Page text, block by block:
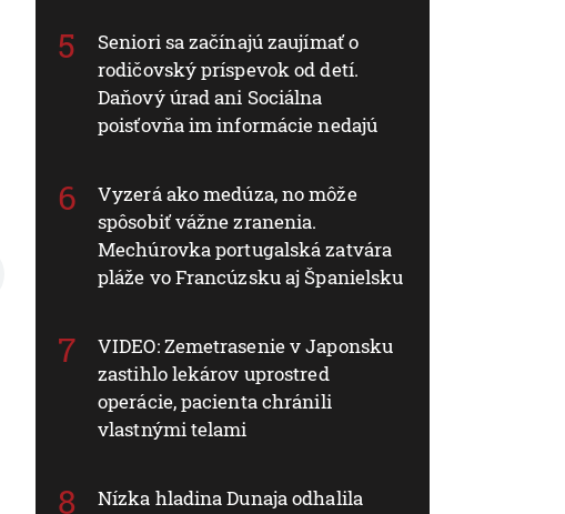
Seniori sa začínajú zaujímať o
rodičovský príspevok od detí.
Daňový úrad ani Sociálna
poisťovňa im informácie nedajú
Vyzerá ako medúza, no môže
spôsobiť vážne zranenia.
Mechúrovka portugalská zatvára
pláže vo Francúzsku aj Španielsku
VIDEO: Zemetrasenie v Japonsku
zastihlo lekárov uprostred
operácie, pacienta chránili
vlastnými telami
Nízka hladina Dunaja odhalila